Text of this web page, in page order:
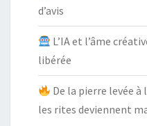
d’avis
L’IA et l’âme
libérée
De la pierre levée
les rites deviennent